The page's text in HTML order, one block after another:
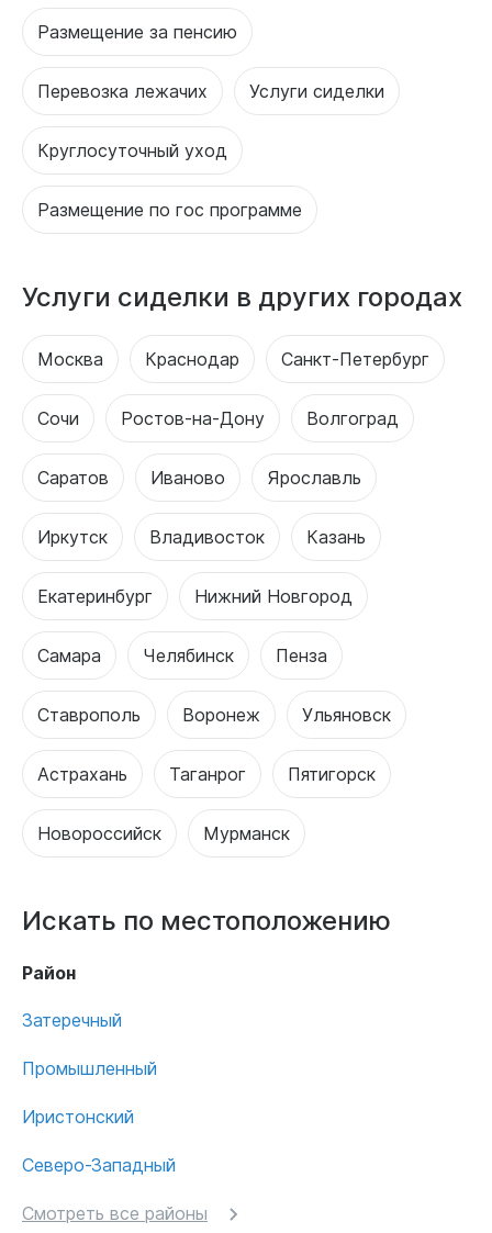
Размещение за пенсию
Перевозка лежачих Услуги сиделки
Круглосуточный уход
Размещение по гос программе
Услуги сиделки в других городах
Москва Краснодар Санкт-Петербург
Сочи Ростов-на-Дону Волгоград
Саратов Иваново Ярославль
Иркутск Владивосток Казань
Екатеринбург Нижний Новгород
Самара Челябинск Пенза
Ставрополь Воронеж Ульяновск
Астрахань Таганрог Пятигорск
Новороссийск Мурманск
Искать по местоположению
Район
Затеречный
Промышленный
Иристонский
Северо-Западный
Смотреть все районы